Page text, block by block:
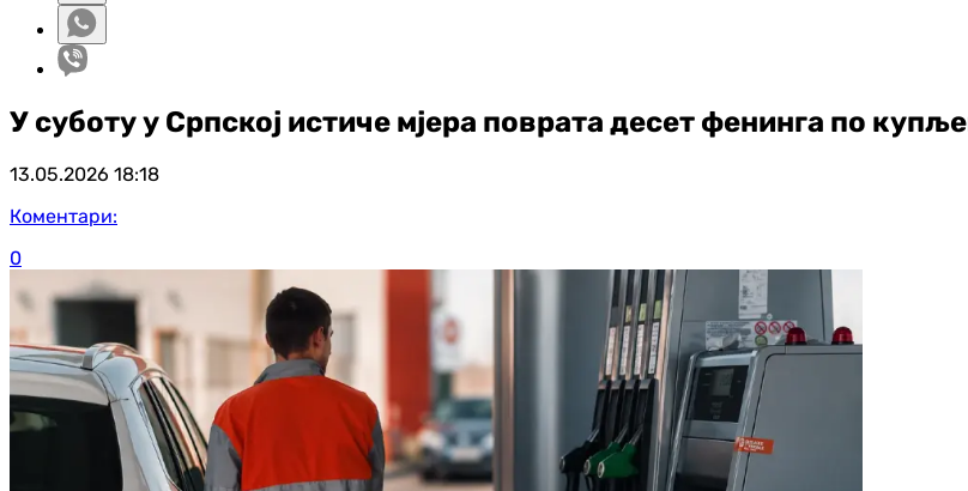
У суботу у Српској истиче мјера поврата десет фенинга по
13.05.2026 18:18
Коментари:
0